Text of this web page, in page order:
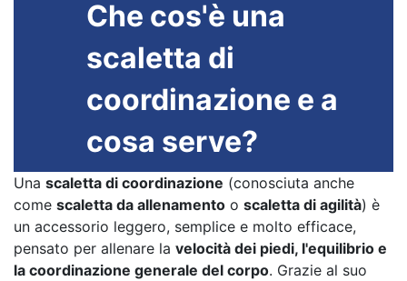
Che cos'è una
scaletta di
coordinazione e a
cosa serve?
Una scaletta di coordinazione (conosciuta anche
come scaletta da allenamento o scaletta di agilità) è
un accessorio leggero, semplice e molto efficace,
pensato per allenare la velocità dei piedi, l'equilibrio e
la coordinazione generale del corpo. Grazie al suo